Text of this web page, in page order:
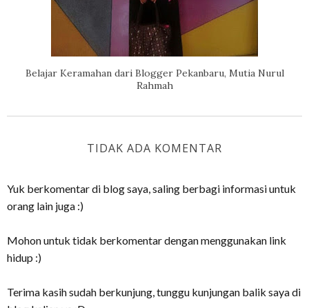
Belajar Keramahan dari Blogger Pekanbaru, Mutia Nurul
Rahmah
TIDAK ADA KOMENTAR
Yuk berkomentar di blog saya, saling berbagi informasi untuk
orang lain juga :)
Mohon untuk tidak berkomentar dengan menggunakan link
hidup :)
Terima kasih sudah berkunjung, tunggu kunjungan balik saya di